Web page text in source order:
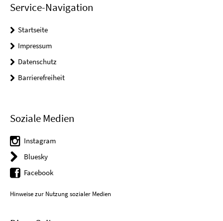
Service-Navigation
Startseite
Impressum
Datenschutz
Barrierefreiheit
Soziale Medien
Instagram
Bluesky
Facebook
Hinweise zur Nutzung sozialer Medien